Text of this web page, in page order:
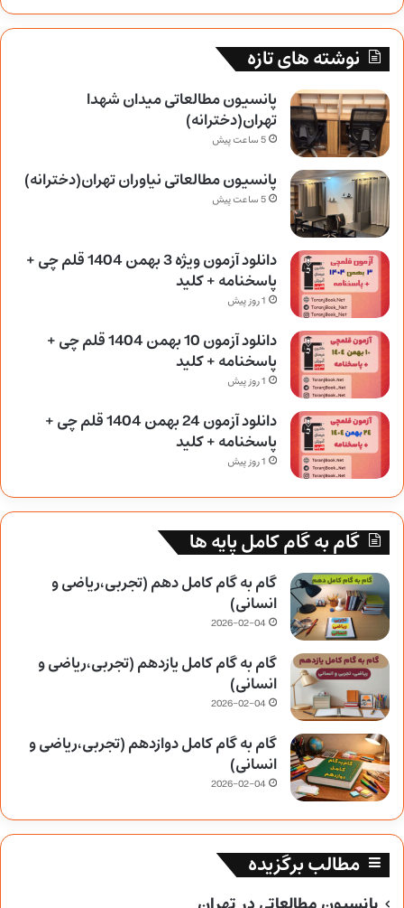
نوشته های تازه
پانسیون مطالعاتی میدان شهدا
تهران(دخترانه)
5 ساعت پیش
پانسیون مطالعاتی نیاوران تهران(دخترانه)
5 ساعت پیش
دانلود آزمون ویژه 3 بهمن 1404 قلم چی +
پاسخنامه + کلید
1 روز پیش
دانلود آزمون 10 بهمن 1404 قلم چی +
پاسخنامه + کلید
1 روز پیش
دانلود آزمون 24 بهمن 1404 قلم چی +
پاسخنامه + کلید
1 روز پیش
گام به گام کامل پایه ها
گام به گام کامل دهم (تجربی،ریاضی و
انسانی)
2026-02-04
گام به گام کامل یازدهم (تجربی،ریاضی و
انسانی)
2026-02-04
گام به گام کامل دوازدهم (تجربی،ریاضی و
انسانی)
2026-02-04
مطالب برگزیده